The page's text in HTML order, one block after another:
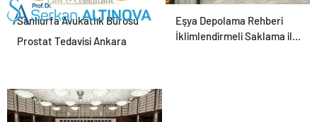
Şanlıurfa Avukatlık Bürosu
ile Hukuki Süreci Doğru
Eşya Depolama Rehberi
İklimlendirmeli Saklama ile
Prostat Tedavisi Ankara